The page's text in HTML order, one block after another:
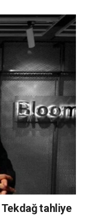
tahliye